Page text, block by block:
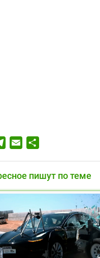
Telegram
Email
пишут по теме